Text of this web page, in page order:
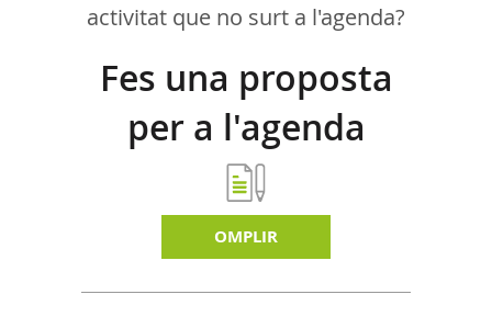
activitat que no surt a l'agenda?
Fes una proposta
per a l'agenda
d'activitats
OMPLIR